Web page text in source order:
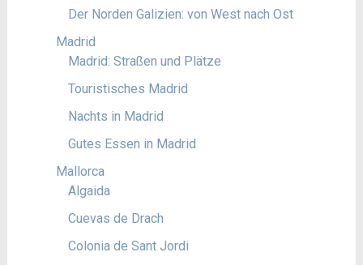
Der Norden Galizien: von West nach Ost
Madrid
Madrid: Straßen und Plätze
Touristisches Madrid
Nachts in Madrid
Gutes Essen in Madrid
Mallorca
Algaida
Cuevas de Drach
Colonia de Sant Jordi